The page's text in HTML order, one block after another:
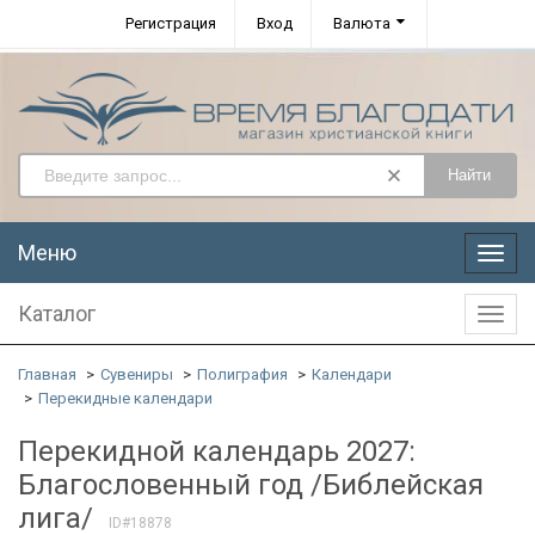
Регистрация Вход Валюта
Найти
Меню
Меню
Каталог
Главная Сувениры Полиграфия
Календари
Перекидные календари
Перекидной календарь 2027:
Благословенный год /Библейская
лига/
ID#18878